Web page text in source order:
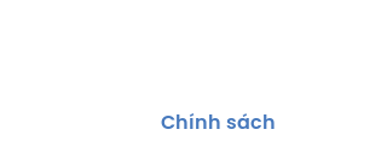
Chính sách